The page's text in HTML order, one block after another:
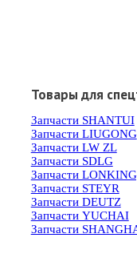
Товары для
Запчасти SHANTUI
Запчасти LIUGONG
Запчасти LW ZL
Запчасти SDLG
Запчасти
Запчасти STEYR
Запчасти DEUTZ
Запчасти YUCHAI
Запчасти